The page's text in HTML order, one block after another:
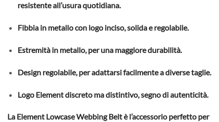
resistente all’usura quotidiana.
Fibbia in metallo con logo inciso, solida e regolabile.
Estremità in metallo, per una maggiore durabilità.
Design regolabile, per adattarsi facilmente a diverse taglie.
Logo Element discreto ma distintivo, segno di autenticità.
La Element Lowcase Webbing Belt è l’accessorio perfetto per